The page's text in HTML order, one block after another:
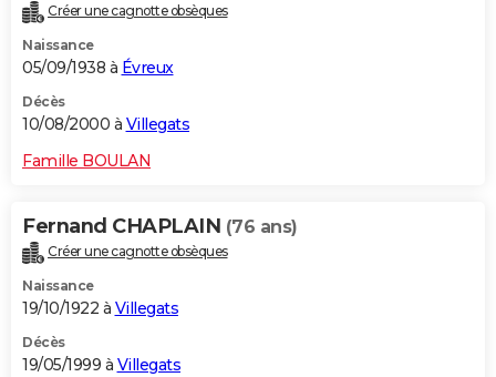
Créer une cagnotte obsèques
Naissance
05/09/1938 à Évreux
Décès
10/08/2000 à Villegats
Famille BOULAN
Fernand CHAPLAIN (76 ans)
Créer une cagnotte obsèques
Naissance
19/10/1922 à Villegats
Décès
19/05/1999 à Villegats